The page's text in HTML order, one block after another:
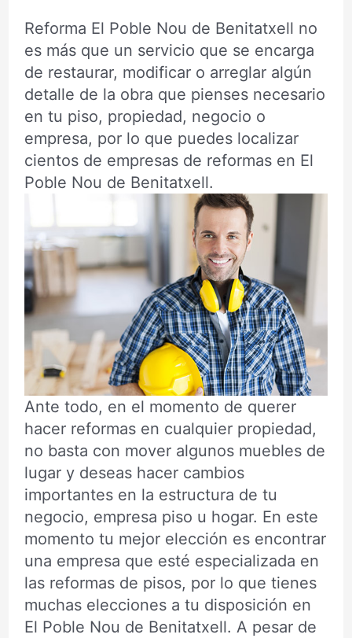
Reforma El Poble Nou de Benitatxell no
es más que un servicio que se encarga
de restaurar, modificar o arreglar algún
detalle de la obra que pienses necesario
en tu piso, propiedad, negocio o
empresa, por lo que puedes localizar
cientos de empresas de reformas en El
Poble Nou de Benitatxell.
Ante todo, en el momento de querer
hacer reformas en cualquier propiedad,
no basta con mover algunos muebles de
lugar y deseas hacer cambios
importantes en la estructura de tu
negocio, empresa piso u hogar. En este
momento tu mejor elección es encontrar
una empresa que esté especializada en
las reformas de pisos, por lo que tienes
muchas elecciones a tu disposición en
El Poble Nou de Benitatxell. A pesar de